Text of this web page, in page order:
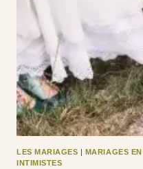
LES MARIAGES | MARIAGES
INTIMISTES